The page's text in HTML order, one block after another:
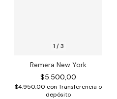
1 /3
Remera New York
$5.500,00
$4.950,00 con Transferencia o
depósito